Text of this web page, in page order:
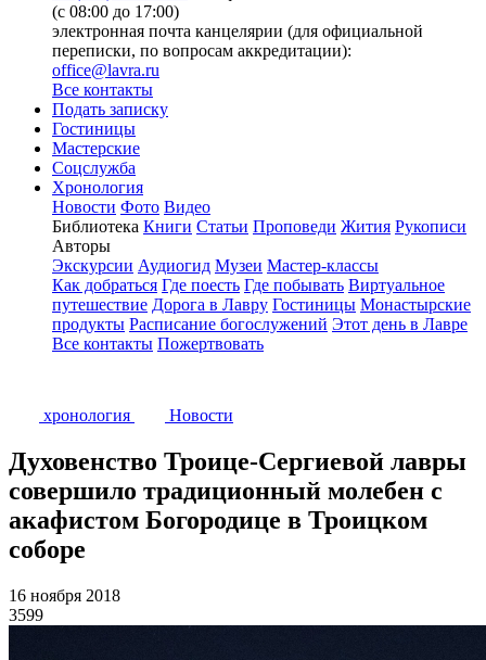
(с 08:00 до 17:00)
электронная почта канцелярии (для официальной
переписки, по вопросам аккредитации):
office@lavra.ru
Все контакты
Подать записку
Гостиницы
Мастерские
Соцслужба
Хронология
Новости Фото Видео
Библиотека Книги Статьи Проповеди Жития Рукописи
Авторы
Экскурсии Аудиогид Музеи Мастер-классы
Как добраться Где поесть Где побывать Виртуальное
путешествие Дорога в Лавру Гостиницы Монастырские
продукты Расписание богослужений Этот день в Лавре
Все контакты Пожертвовать
хронология Новости
Духовенство Троице-Сергиевой лавры
совершило традиционный молебен с
акафистом Богородице в Троицком
соборе
16 ноября 2018
3599